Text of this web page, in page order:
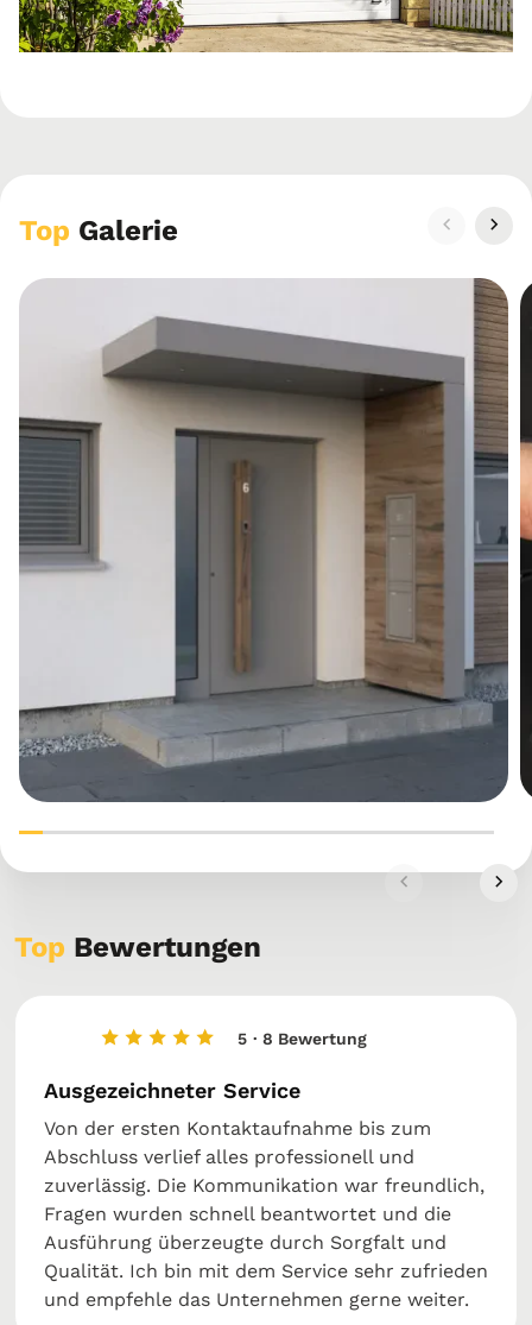
Top Galerie
Top Bewertungen
5 · 8 Bewertung
Ausgezeichneter Service
Von der ersten Kontaktaufnahme bis zum
Abschluss verlief alles professionell und
zuverlässig. Die Kommunikation war freundlich,
Fragen wurden schnell beantwortet und die
Ausführung überzeugte durch Sorgfalt und
Qualität. Ich bin mit dem Service sehr zufrieden
und empfehle das Unternehmen gerne weiter.